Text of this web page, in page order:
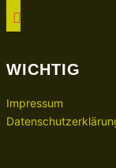
instagram
WICHTIG
Impressum